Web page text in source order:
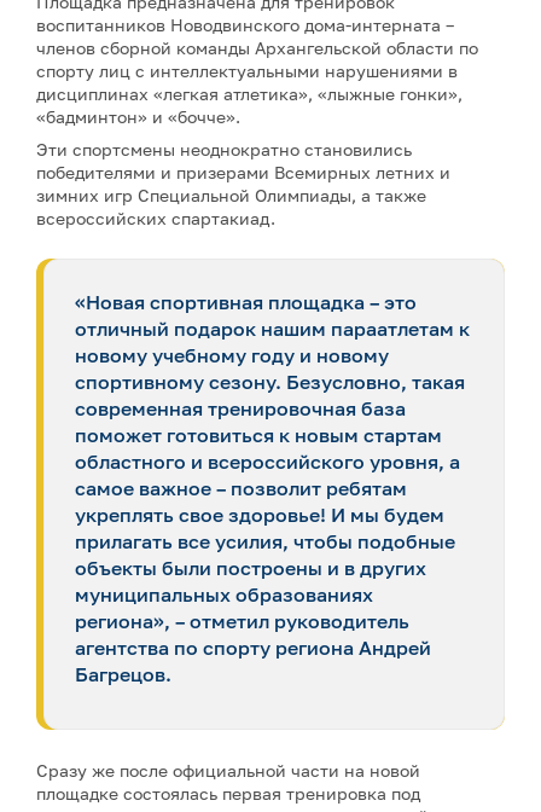
воспитанников Новодвинского дома-интерната –
членов сборной команды Архангельской области по
спорту лиц с интеллектуальными нарушениями в
дисциплинах «легкая атлетика», «лыжные гонки»,
«бадминтон» и «бочче».
Эти спортсмены неоднократно становились
победителями и призерами Всемирных летних и
зимних игр Специальной Олимпиады, а также
всероссийских спартакиад.
«Новая спортивная площадка – это
отличный подарок нашим параатлетам к
новому учебному году и новому
спортивному сезону. Безусловно, такая
современная тренировочная база
поможет готовиться к новым стартам
областного и всероссийского уровня, а
самое важное – позволит ребятам
укреплять свое здоровье! И мы будем
прилагать все усилия, чтобы подобные
объекты были построены и в других
муниципальных образованиях
региона», – отметил руководитель
агентства по спорту региона Андрей
Багрецов.
Сразу же после официальной части на новой
площадке состоялась первая тренировка под